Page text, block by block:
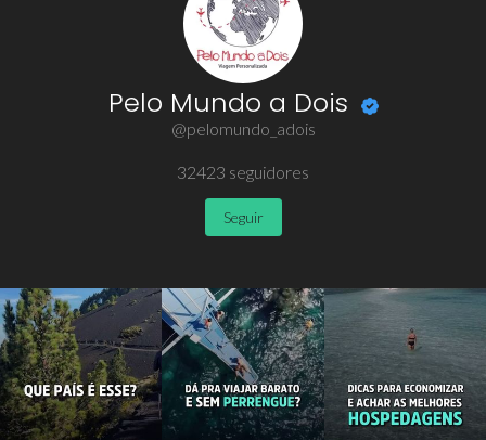
Pelo Mundo a Dois
@pelomundo_adois
32423 seguidores
Seguir